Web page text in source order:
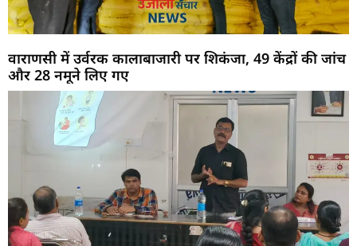
वाराणसी में उर्वरक कालाबाजारी पर शिकंजा, 49 केंद्रों की जांच
और 28 नमूने लिए गए